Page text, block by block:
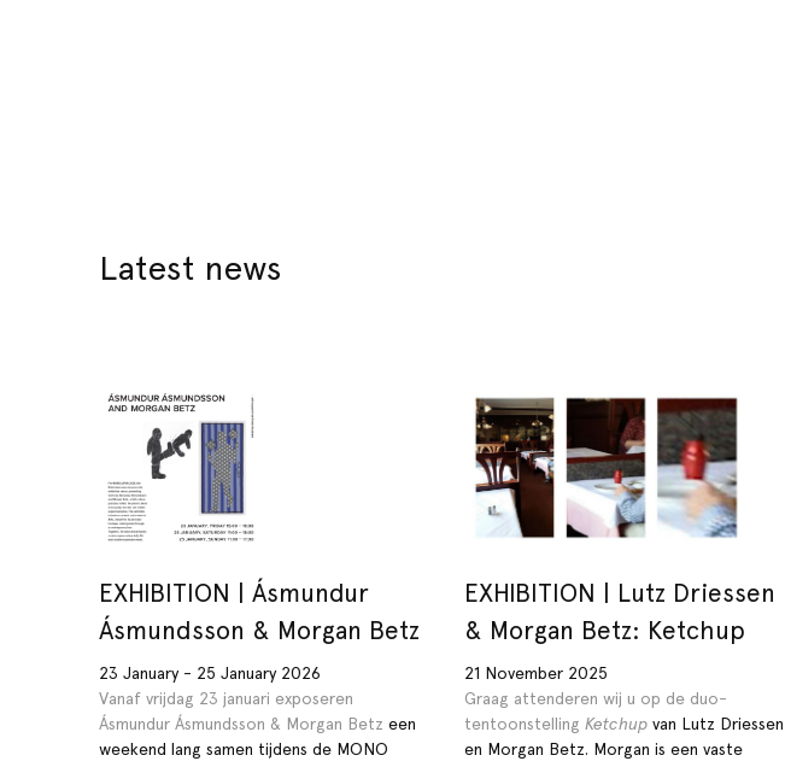
Latest news
EXHIBITION | Ásmundur
Ásmundsson & Morgan Betz
23 January - 25 January 2026
Vanaf vrijdag 23 januari exposeren
Ásmundur Ásmundsson & Morgan Betz een
weekend lang samen tijdens de MONO
EXHIBITION | Lutz Driessen
& Morgan Betz: Ketchup
21 November 2025
Graag attenderen wij u op de duo-
tentoonstelling Ketchup van Lutz Driessen
en Morgan Betz. Morgan is een vaste